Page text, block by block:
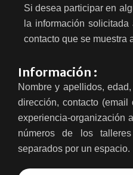
Si desea participar en
la información
contacto que se muestra
Información :
Nombre y apellidos,
dirección, contacto (email
experiencia-organización
números de los
separados por un espacio.